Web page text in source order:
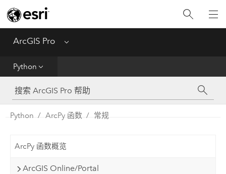
ArcGIS Pro Menu
Python
工具参考
Python
Python ArcPy 函数 常规
ArcPy 函数概览
ArcGIS Online/Portal